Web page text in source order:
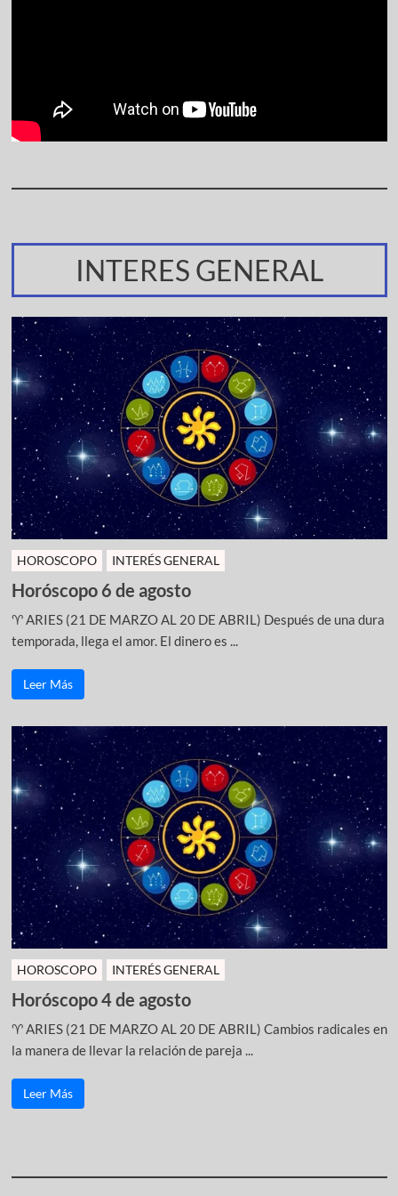
INTERES GENERAL
HOROSCOPO INTERÉS GENERAL
Horóscopo 6 de agosto
♈ ARIES (21 DE MARZO AL 20 DE ABRIL) Después de una dura
temporada, llega el amor. El dinero es ...
Leer Más
HOROSCOPO INTERÉS GENERAL
Horóscopo 4 de agosto
♈ ARIES (21 DE MARZO AL 20 DE ABRIL) Cambios radicales en
la manera de llevar la relación de pareja ...
Leer Más